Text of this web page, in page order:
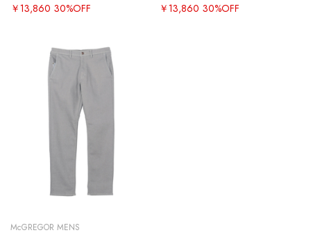
￥13,860 30%OFF ￥13,860 30%OFF
McGREGOR MENS